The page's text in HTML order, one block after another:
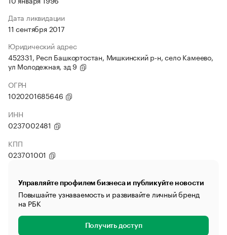
Дата ликвидации
11 сентября 2017
Юридический адрес
452331, Респ Башкортостан, Мишкинский р-н, село Камеево,
ул Молодежная, зд 9
ОГРН
1020201685646
ИНН
0237002481
КПП
023701001
Управляйте профилем бизнеса и публикуйте новости
Повышайте узнаваемость и развивайте личный бренд
на РБК
Получить доступ